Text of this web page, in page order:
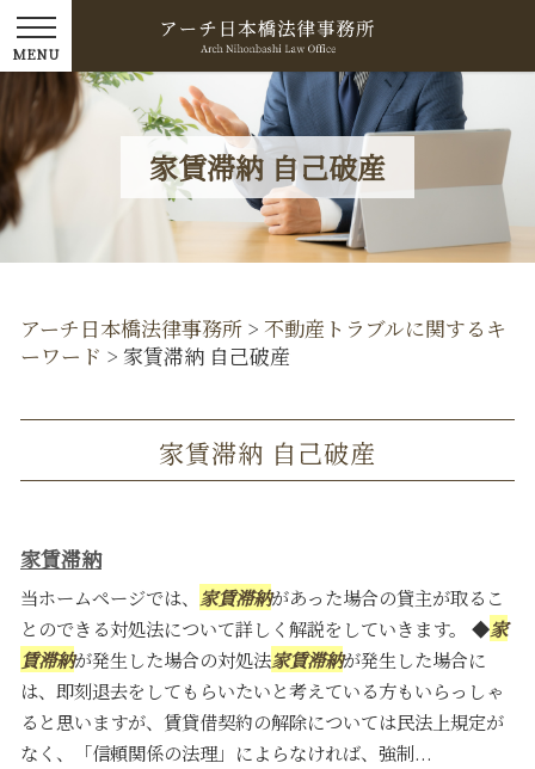
家賃滞納 自己破産
アーチ日本橋法律事務所 > 不動産トラブルに関するキ
ーワード > 家賃滞納 自己破産
家賃滞納 自己破産
家賃滞納
当ホームページでは、 家賃滞納があった場合の貸主が取るこ
とのできる対処法について詳しく解説をしていきます。 ◆家
賃滞納が発生した場合の対処法家賃滞納が発生した場合に
は、即刻退去をしてもらいたいと考えている方もいらっしゃ
ると思いますが、賃貸借契約の解除については民法上規定が
なく、「信頼関係の法理」によらなければ、強制...